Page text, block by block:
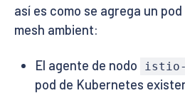
así es como se agrega un
mesh ambient:
El agente de nodo
pod de Kubernetes